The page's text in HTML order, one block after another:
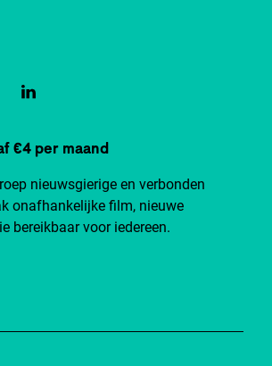
€4 per maand
nieuwsgierige en verbonden
onafhankelijke film, nieuwe
bereikbaar voor iedereen.